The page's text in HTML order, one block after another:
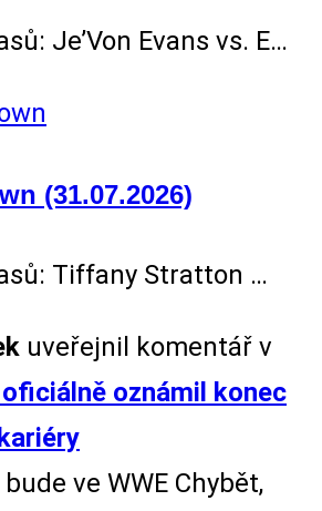
Je’Von Evans vs. E…
(31.07.2026)
Tiffany Stratton …
uveřejnil komentář v
oznámil konec
bude ve WWE Chybět,